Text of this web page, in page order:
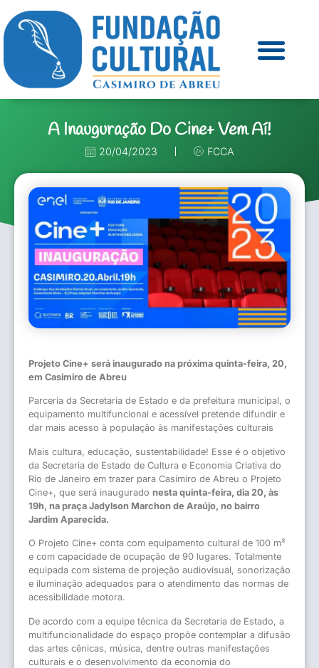
A Inauguração Do Cine+ Vem Aí!
20/04/2023 FCCA
Projeto Cine+ será inaugurado na próxima quinta-feira, 20,
em Casimiro de Abreu
Parceria da Secretaria de Estado e da prefeitura municipal, o
equipamento multifuncional e acessível pretende difundir e
dar mais acesso à população às manifestações culturais
Mais cultura, educação, sustentabilidade! Esse é o objetivo
da Secretaria de Estado de Cultura e Economia Criativa do
Rio de Janeiro em trazer para Casimiro de Abreu o Projeto
Cine+, que será inaugurado nesta quinta-feira, dia 20, às
19h, na praça Jadylson Marchon de Araújo, no bairro
Jardim Aparecida.
O Projeto Cine+ conta com equipamento cultural de 100 m²
e com capacidade de ocupação de 90 lugares. Totalmente
equipada com sistema de projeção audiovisual, sonorização
e iluminação adequados para o atendimento das normas de
acessibilidade motora.
De acordo com a equipe técnica da Secretaria de Estado, a
multifuncionalidade do espaço propõe contemplar a difusão
das artes cênicas, música, dentre outras manifestações
culturais e o desenvolvimento da economia do